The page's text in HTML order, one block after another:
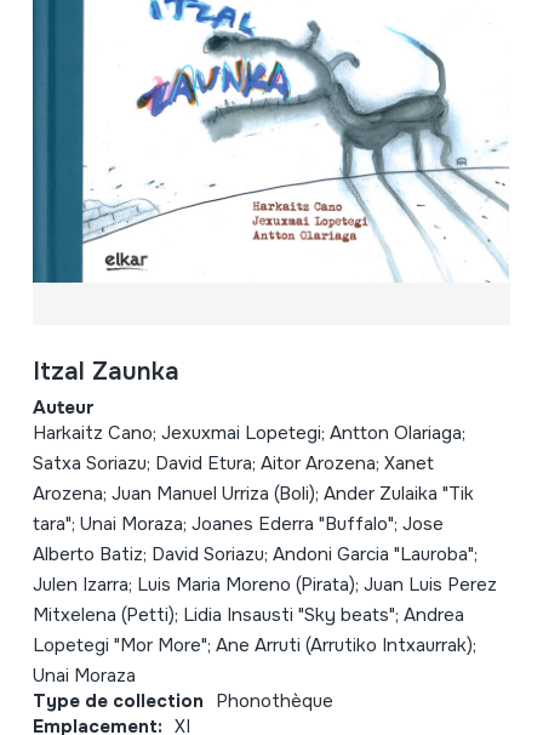
Itzal Zaunka
Auteur
Harkaitz Cano; Jexuxmai Lopetegi; Antton Olariaga;
Satxa Soriazu; David Etura; Aitor Arozena; Xanet
Arozena; Juan Manuel Urriza (Boli); Ander Zulaika "Tik
tara"; Unai Moraza; Joanes Ederra "Buffalo"; Jose
Alberto Batiz; David Soriazu; Andoni Garcia "Lauroba";
Julen Izarra; Luis Maria Moreno (Pirata); Juan Luis Perez
Mitxelena (Petti); Lidia Insausti "Sky beats"; Andrea
Lopetegi "Mor More"; Ane Arruti (Arrutiko Intxaurrak);
Unai Moraza
Type de collection Phonothèque
Emplacement: XI